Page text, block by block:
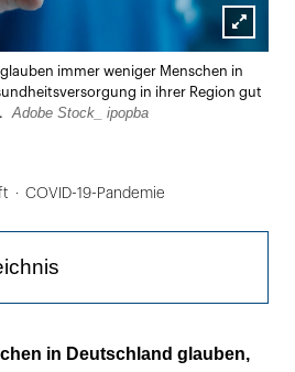
Lightbox
öffnen
immer weniger Menschen in
in ihrer Region gut
Adobe Stock_ ipopba
COVID-19-Pandemie
Einfluss wird spürbar
in Deutschland glauben,